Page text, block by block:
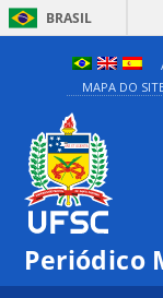
BRASIL
MAPA DO
Periódico